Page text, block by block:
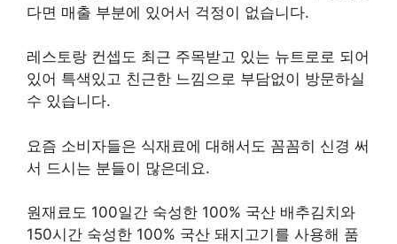
다면 매출 부분에 있어서 걱정이 없습니다.
레스토랑 컨셉도 최근 주목받고 있는 뉴트로로 되어
있어 특색있고 친근한 느낌으로 부담없이 방문하실
수 있습니다.
요즘 소비자들은 식재료에 대해서도 꼼꼼히 신경 써
서 드시는 분들이 많은데요.
원재료도 100일간 숙성한 100% 국산 배추김치와
150시간 숙성한 100% 국산 돼지고기를 사용해 품